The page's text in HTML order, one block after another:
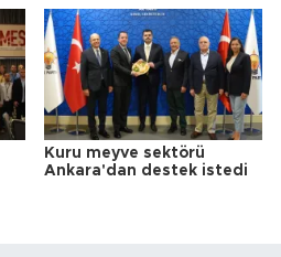
Kuru meyve sektörü
Ankara'dan destek istedi